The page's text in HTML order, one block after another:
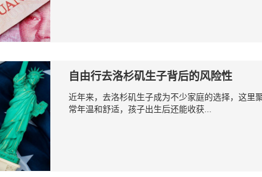
自由行去洛杉矶生子背后的风险性
近年来，去洛杉矶生子成为不少家庭的选择，这里
常年温和舒适，孩子出生后还能收获...